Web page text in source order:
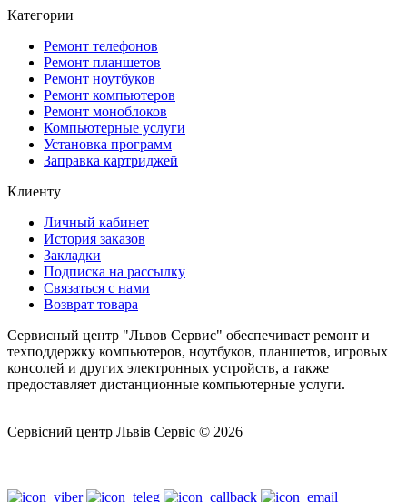
Категории
Ремонт телефонов
Ремонт планшетов
Ремонт ноутбуков
Ремонт компьютеров
Ремонт моноблоков
Компьютерные услуги
Установка программ
Заправка картриджей
Клиенту
Личный кабинет
История заказов
Закладки
Подписка на рассылку
Связаться с нами
Возврат товара
Сервисный центр "Львов Сервис" обеспечивает ремонт и
техподдержку компьютеров, ноутбуков, планшетов, игровых
консолей и других электронных устройств, а также
предоставляет дистанционные компьютерные услуги.
Сервісний центр Львів Сервіс © 2026